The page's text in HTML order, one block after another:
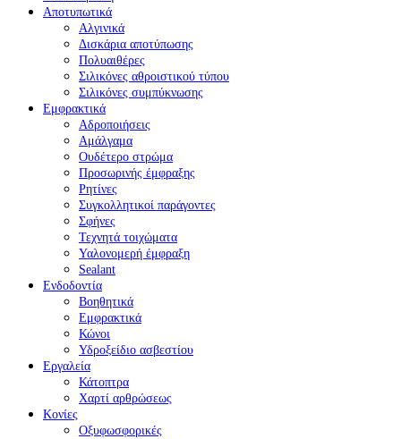
Αποτυπωτικά
Αλγινικά
Δισκάρια αποτύπωσης
Πολυαιθέρες
Σιλικόνες αθροιστικού τύπου
Σιλικόνες συμπύκνωσης
Εμφρακτικά
Αδροποιήσεις
Αμάλγαμα
Ουδέτερο στρώμα
Προσωρινής έμφραξης
Ρητίνες
Συγκολλητικοί παράγοντες
Σφήνες
Τεχνητά τοιχώματα
Υαλονομερή έμφραξη
Sealant
Ενδοδοντία
Βοηθητικά
Εμφρακτικά
Κώνοι
Υδροξείδιο ασβεστίου
Εργαλεία
Κάτοπτρα
Χαρτί αρθρώσεως
Κονίες
Οξυφωσφορικές